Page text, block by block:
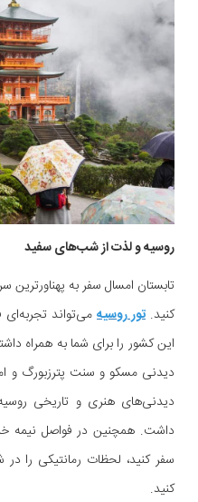
روسیه و لذت از شب‌های سفید
تابستان امسال سفر به پهناورترین
کنید. تور روسیه می‌تواند تجربه‌ای
این کشور را برای شما به همراه
دیدنی مسکو و سنت پترزبورگ و
دیدنی‌های هنری و تاریخی
داشت. همچنین در فواصل نیمه
سفر کنید، لحظات رمانتیکی را در
کنید.